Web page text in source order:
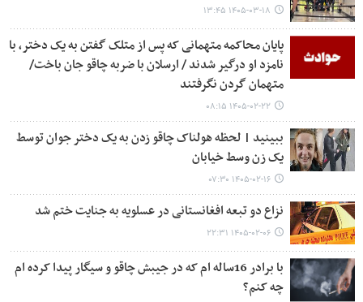
۱۴۰۵-۰۳-۱۸ ۱۳:۴۵
پایان محاکمه متهمانی که پس از متلک گفتن به یک دختر، با
نامزد او درگیر شدند / ارسلان با ضربه چاقو جان باخت/
متهمان گردن نگرفتند
۱۴۰۵-۰۲-۲۲ ۰۸:۱۵
ببینید | لحظه هولناک چاقو زدن به یک دختر جوان توسط
یک زن وسط خیابان
۱۴۰۵-۰۲-۱۶ ۰۷:۳۰
نزاع دو تبعه افغانستانی در عسلویه به جنایت ختم شد
۱۴۰۵-۰۲-۰۶ ۲۲:۳۱
با برادر 16ساله ام که در جیبش چاقو و سیگار پیدا کرده ام
چه کنم؟